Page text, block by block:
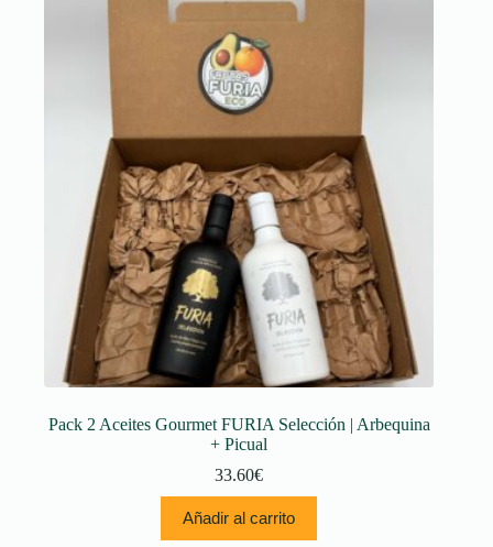
Pack 2 Aceites Gourmet FURIA Selección | Arbequina
+ Picual
33.60€
Añadir al carrito